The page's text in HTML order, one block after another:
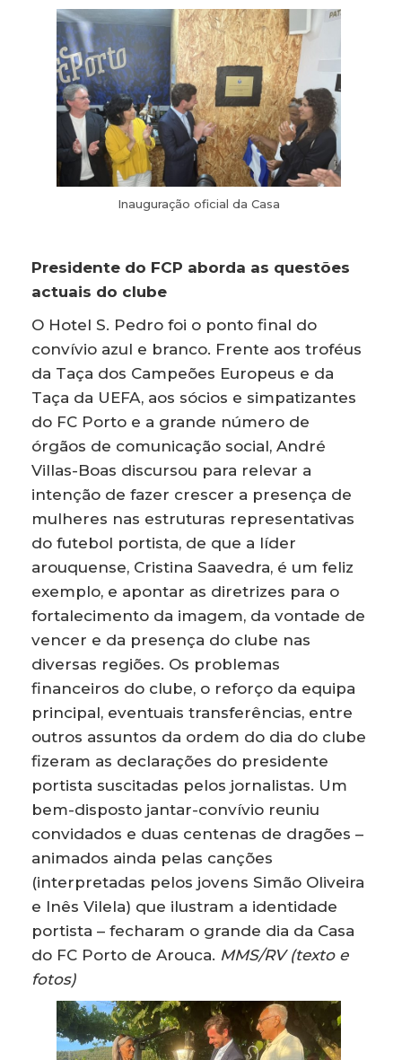
Inauguração oficial da Casa
Presidente do FCP aborda as questões
actuais do clube
O Hotel S. Pedro foi o ponto final do
convívio azul e branco. Frente aos troféus
da Taça dos Campeões Europeus e da
Taça da UEFA, aos sócios e simpatizantes
do FC Porto e a grande número de
órgãos de comunicação social, André
Villas-Boas discursou para relevar a
intenção de fazer crescer a presença de
mulheres nas estruturas representativas
do futebol portista, de que a líder
arouquense, Cristina Saavedra, é um feliz
exemplo, e apontar as diretrizes para o
fortalecimento da imagem, da vontade de
vencer e da presença do clube nas
diversas regiões. Os problemas
financeiros do clube, o reforço da equipa
principal, eventuais transferências, entre
outros assuntos da ordem do dia do clube
fizeram as declarações do presidente
portista suscitadas pelos jornalistas. Um
bem-disposto jantar-convívio reuniu
convidados e duas centenas de dragões –
animados ainda pelas canções
(interpretadas pelos jovens Simão Oliveira
e Inês Vilela) que ilustram a identidade
portista – fecharam o grande dia da Casa
do FC Porto de Arouca. MMS/RV (texto e
fotos)